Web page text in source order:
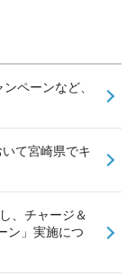
ペーンなど、
て宮崎県でキ
、チャージ＆
ン」実施につ